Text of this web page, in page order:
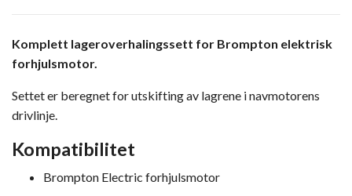
Komplett lageroverhalingssett for Brompton elektrisk
forhjulsmotor.
Settet er beregnet for utskifting av lagrene i navmotorens
drivlinje.
Kompatibilitet
Brompton Electric forhjulsmotor